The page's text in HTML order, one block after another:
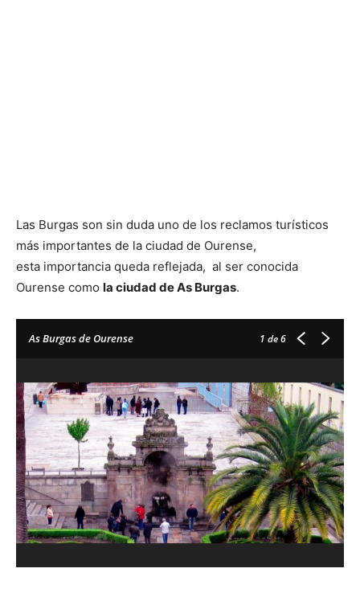
Las Burgas son sin duda uno de los reclamos turísticos
más importantes de la ciudad de Ourense,
esta importancia queda reflejada, al ser conocida
Ourense como la ciudad de As Burgas.
As Burgas de Ourense 1 de 6